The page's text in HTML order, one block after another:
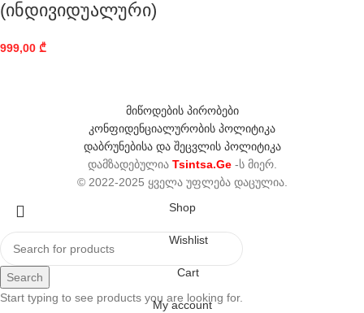
(ინდივიდუალური)
999,00 ₾
მიწოდების პირობები
კონფიდენციალურობის პოლიტიკა
დაბრუნებისა და შეცვლის პოლიტიკა
დამზადებულია Tsintsa.Ge -ს მიერ.
© 2022-2025 ყველა უფლება დაცულია.
Search
Start typing to see products you are looking for.
Shop
Wishlist
Cart
My account